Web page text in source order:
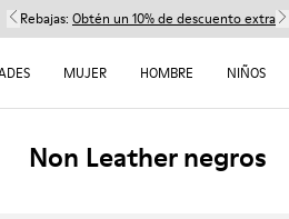
Rebajas: Obtén un 10% de descuento extra
MUJER HOMBRE NIÑOS
Non Leather negros